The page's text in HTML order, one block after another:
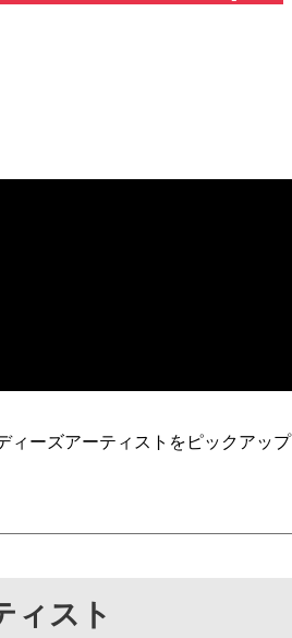
ィーズアーティストをピックアップ
ィスト